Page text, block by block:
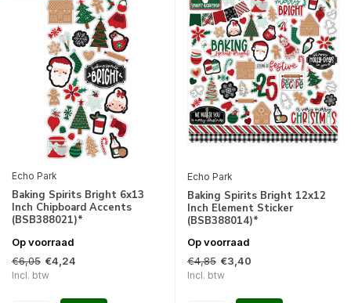
Echo Park
Baking Spirits Bright 6x13
Inch Chipboard Accents
(BSB388021)*
Op voorraad
€6,05 €4,24
Incl. btw
Echo Park
Baking Spirits Bright 12x12
Inch Element Sticker
(BSB388014)*
Op voorraad
€4,85 €3,40
Incl. btw